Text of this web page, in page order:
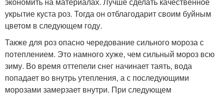
укрытие куста роз. Тогда он отблагодарит своим буйным
цветом в следующем году.
Также для роз опасно чередование сильного мороза с
потеплением. Это намного хуже, чем сильный мороз всю
зиму. Во время оттепели снег начинает таять, вода
попадает во внутрь утепления, а с последующими
морозами замерзает внутри. При следующем